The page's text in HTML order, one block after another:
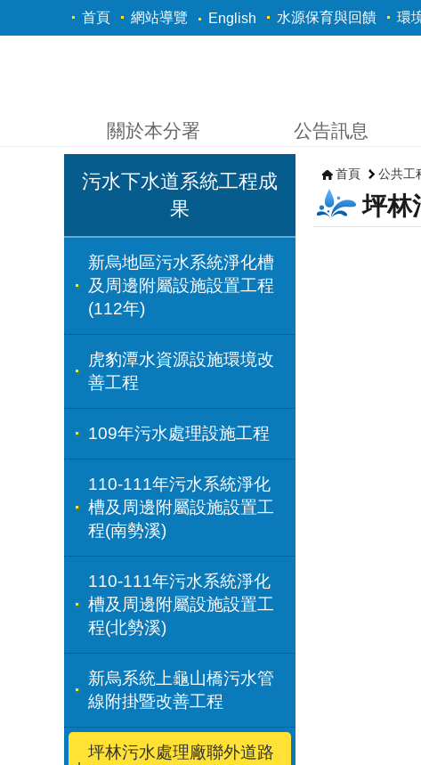
跳到主要內容區塊
首頁 網站導覽 English 水源保育與回饋 環
關於本分署 公告訊息
污水下水道系統工程成
果
新烏地區污水系統淨化槽
及周邊附屬設施設置工程
(112年)
虎豹潭水資源設施環境改
善工程
109年污水處理設施工程
110-111年污水系統淨化
槽及周邊附屬設施設置工
程(南勢溪)
110-111年污水系統淨化
槽及周邊附屬設施設置工
程(北勢溪)
新烏系統上龜山橋污水管
線附掛暨改善工程
坪林污水處理廠聯外道路
首頁 公共工
坪林